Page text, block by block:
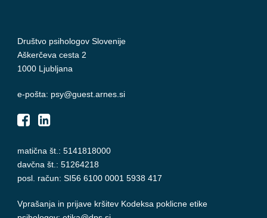
Društvo psihologov Slovenije
Aškerčeva cesta 2
1000 Ljubljana
e-pošta: psy@guest.arnes.si
matična št.: 5141818000
davčna št.: 51264218
posl. račun: SI56 6100 0001 5938 417
Vprašanja in prijave kršitev Kodeksa poklicne etike